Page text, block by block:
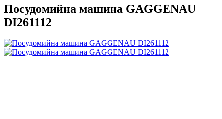
Посудомийна машина GAGGENAU
DI261112